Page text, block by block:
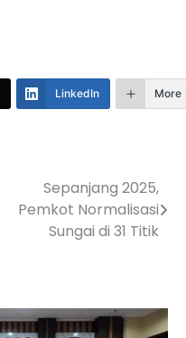
LinkedIn More
Sepanjang 2025,
Pemkot Normalisasi
Sungai di 31 Titik